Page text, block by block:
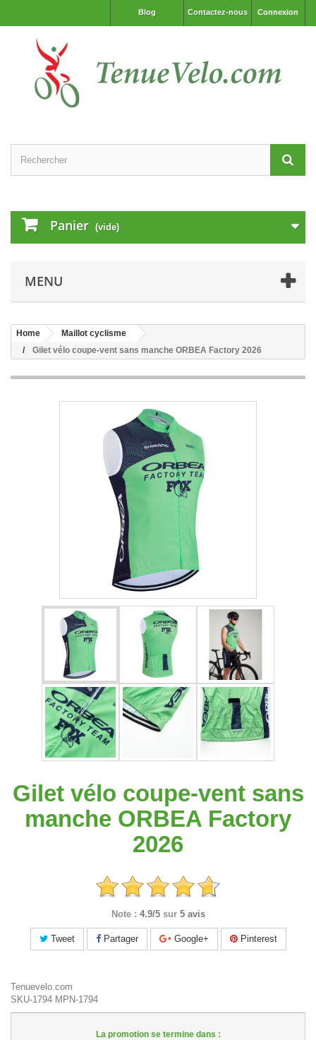
Connexion
Contactez-nous
Blog
Panier (vide)
MENU
Home
Maillot cyclisme
Gilet vélo coupe-vent sans manche ORBEA Factory 2026
Gilet vélo coupe-vent sans
manche ORBEA Factory
2026
Note : 4.9/5 sur 5 avis
Tweet Partager Google+ Pinterest
Tenuevelo.com
SKU-1794 MPN-1794
La promotion se termine dans :